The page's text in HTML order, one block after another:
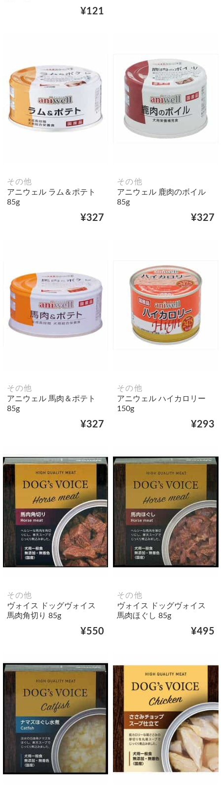
¥121
その他
アニウェル ラム＆ポテト
85g
¥327
その他
アニウェル 鹿肉のボイル
85g
¥327
その他
アニウェル 馬肉＆ポテト
85g
¥327
その他
アニウェル ハイカロリー
150g
¥293
その他
ヴォイス ドッグヴォイス
馬肉角切り 85g
¥550
その他
ヴォイス ドッグヴォイス
馬肉ほぐし 85g
¥495